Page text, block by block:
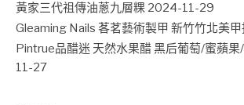
黃家三代祖傳油蔥九層粿 2024-11-29
Gleaming Nails 茖茗藝術製甲 新竹竹北美甲
Pintrue品醋迷 天然水果醋 黑后葡萄/蜜蘋
11-27